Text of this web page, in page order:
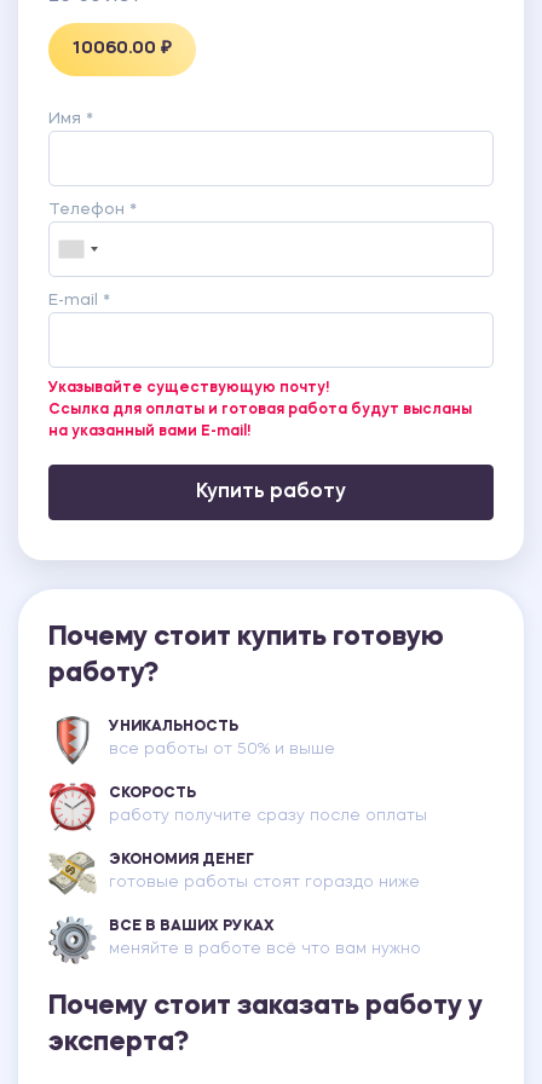
10060.00 ₽
Имя *
Телефон *
E-mail *
Указывайте существующую почту!
Ссылка для оплаты и готовая работа будут высланы
на указанный вами E-mail!
Купить работу
Почему стоит купить готовую
работу?
УНИКАЛЬНОСТЬ
все работы от 50% и выше
СКОРОСТЬ
работу получите сразу после оплаты
ЭКОНОМИЯ ДЕНЕГ
готовые работы стоят гораздо ниже
ВСЕ В ВАШИХ РУКАХ
меняйте в работе всё что вам нужно
Почему стоит заказать работу у
эксперта?